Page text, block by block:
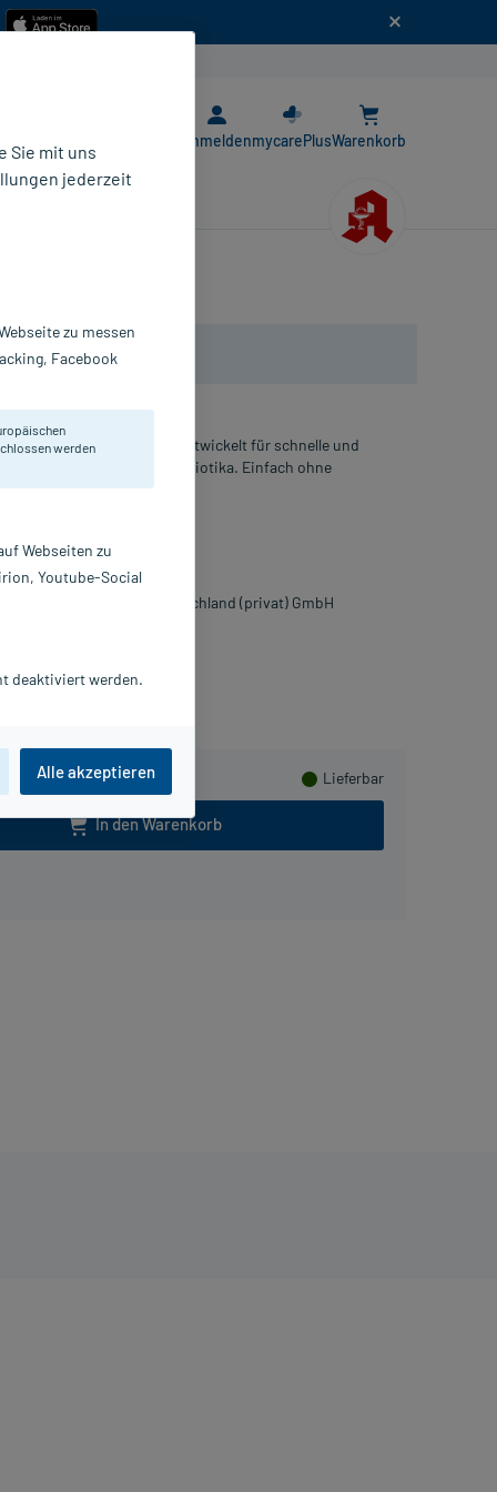
AnmeldenmycarePlusWarenkorb
Lieferbar
In den Warenkorb
und Koffein. Entwickelt für schnelle und
Carb-Komplex und Postbiotika. Einfach ohne
g
ALLERGOSAN Deutschland (privat) GmbH
Sie mit uns
jederzeit
zu messen
Facebook
werden
Webseiten zu
Youtube-Social
deaktiviert werden.
Alle akzeptieren